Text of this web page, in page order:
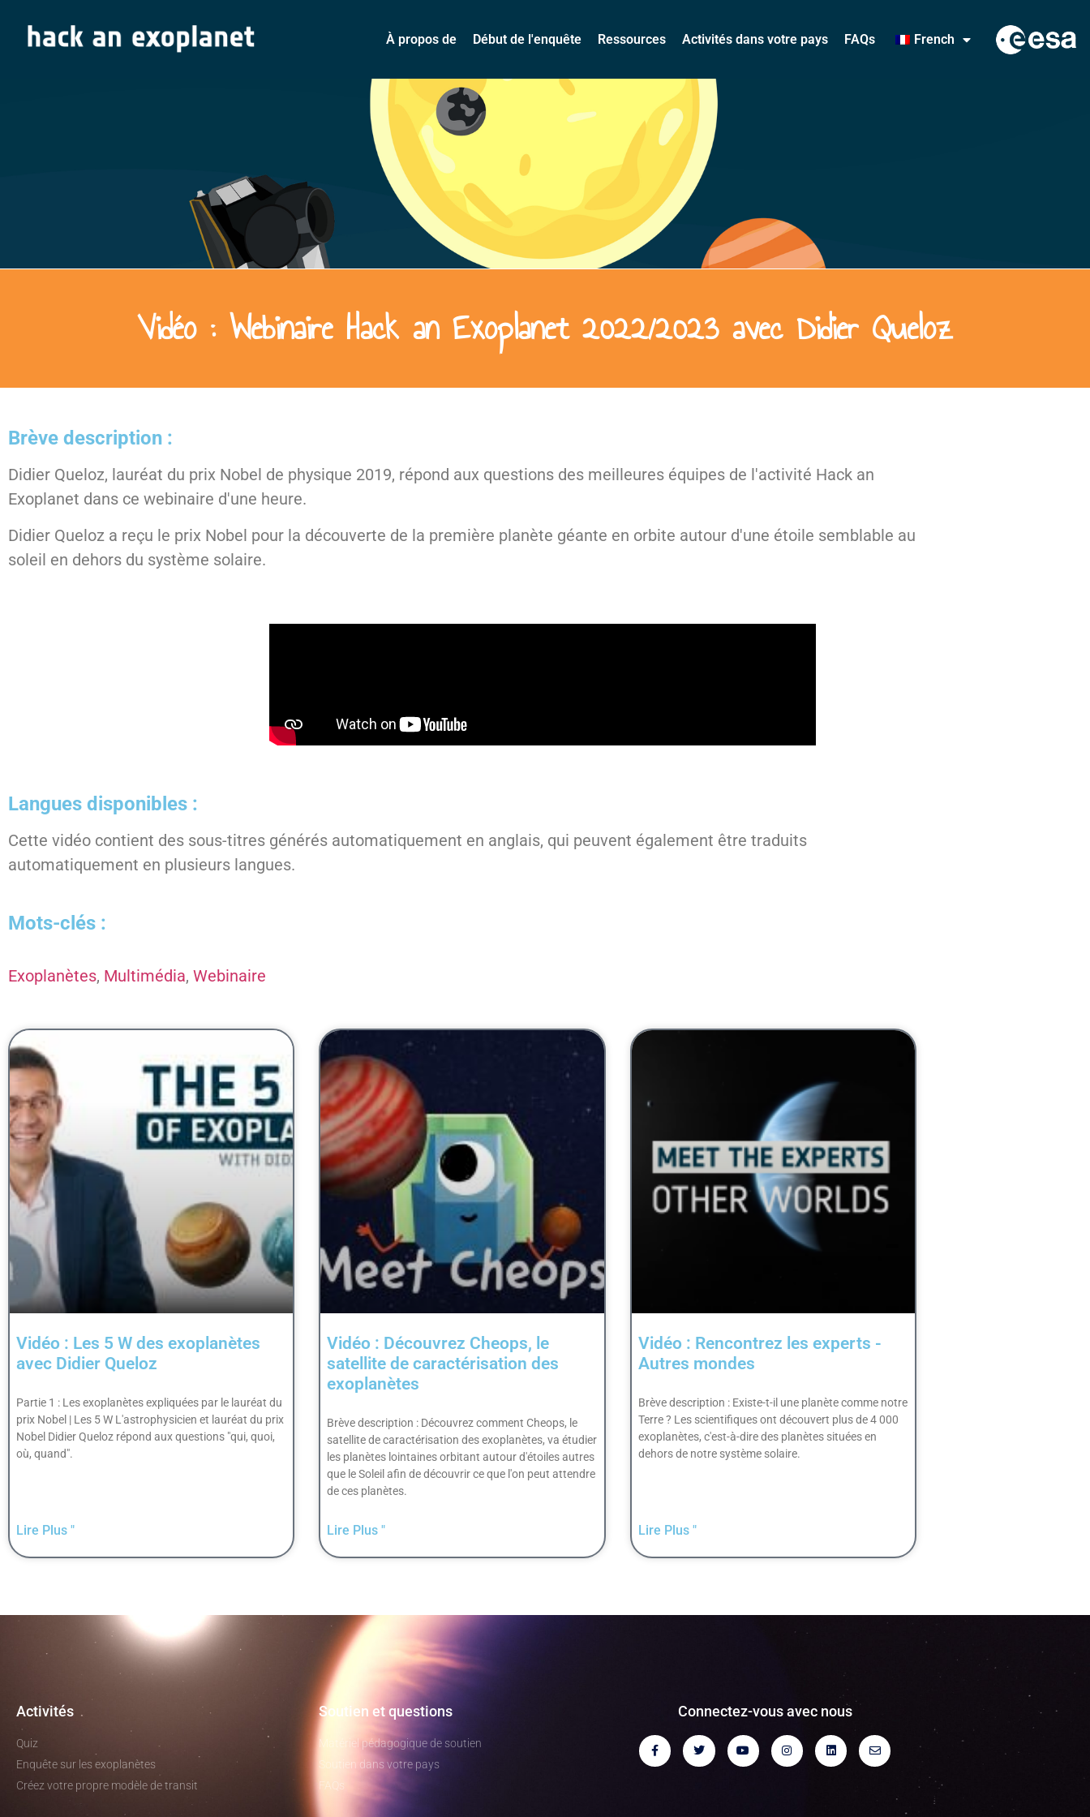
À propos de Début de l'enquête Ressources Activités dans votre pays FAQs French
Vidéo : Webinaire Hack an Exoplanet 2022/2023 avec Didier Queloz
Brève description :
Didier Queloz, lauréat du prix Nobel de physique 2019, répond aux questions des meilleures équipes de l'activité Hack an
Exoplanet dans ce webinaire d'une heure.
Didier Queloz a reçu le prix Nobel pour la découverte de la première planète géante en orbite autour d'une étoile semblable au
soleil en dehors du système solaire.
Langues disponibles :
Cette vidéo contient des sous-titres générés automatiquement en anglais, qui peuvent également être traduits
automatiquement en plusieurs langues.
Mots-clés :
Exoplanètes, Multimédia, Webinaire
Vidéo : Les 5 W des exoplanètes
avec Didier Queloz
Partie 1 : Les exoplanètes expliquées par le lauréat du
prix Nobel | Les 5 W L'astrophysicien et lauréat du prix
Nobel Didier Queloz répond aux questions "qui, quoi,
où, quand".
Lire Plus "
Vidéo : Découvrez Cheops, le
satellite de caractérisation des
exoplanètes
Brève description : Découvrez comment Cheops, le
satellite de caractérisation des exoplanètes, va étudier
les planètes lointaines orbitant autour d'étoiles autres
que le Soleil afin de découvrir ce que l'on peut attendre
de ces planètes.
Lire Plus "
Vidéo : Rencontrez les experts -
Autres mondes
Brève description : Existe-t-il une planète comme notre
Terre ? Les scientifiques ont découvert plus de 4 000
exoplanètes, c'est-à-dire des planètes situées en
dehors de notre système solaire.
Lire Plus "
Activités
Quiz
Enquête sur les exoplanètes
Créez votre propre modèle de transit
Soutien et questions
Matériel pédagogique de soutien
Soutien dans votre pays
FAQs
Connectez-vous avec nous